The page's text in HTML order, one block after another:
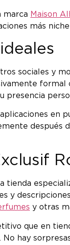
marca Maison
más
sociales y
presencia
en
después
y
y otras
que en
hay